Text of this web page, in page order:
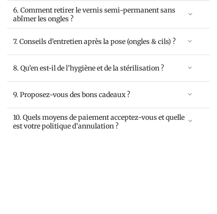
6. Comment retirer le vernis semi-permanent sans
abîmer les ongles ?
7. Conseils d’entretien après la pose (ongles & cils) ?
8. Qu’en est-il de l’hygiène et de la stérilisation ?
9. Proposez-vous des bons cadeaux ?
10. Quels moyens de paiement acceptez-vous et quelle
est votre politique d’annulation ?